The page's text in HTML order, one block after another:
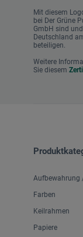
Mit diesem
bei Der Grüne
GmbH sind
Deutschland
beteiligen.
Weitere
Sie diesem
Aufbewahrung
Farben
Keilrahmen
Papiere